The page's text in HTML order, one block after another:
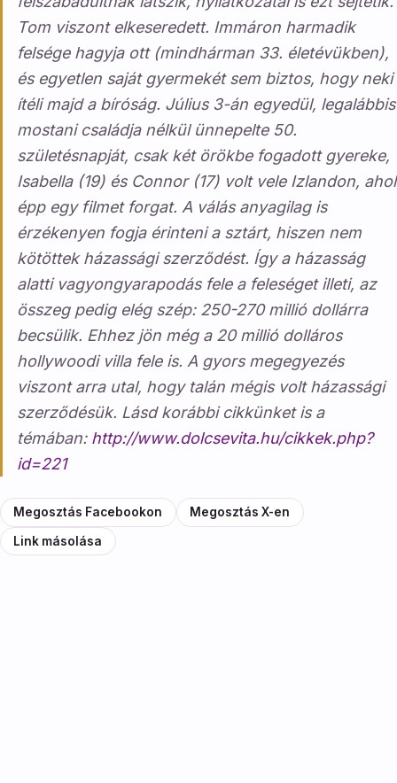
Tom viszont elkeseredett. Immáron harmadik
felsége hagyja ott (mindhárman 33. életévükben),
és egyetlen saját gyermekét sem biztos, hogy neki
ítéli majd a bíróság. Július 3-án egyedül, legalábbis
mostani családja nélkül ünnepelte 50.
születésnapját, csak két örökbe fogadott gyereke,
Isabella (19) és Connor (17) volt vele Izlandon, ahol
épp egy filmet forgat. A válás anyagilag is
érzékenyen fogja érinteni a sztárt, hiszen nem
kötöttek házassági szerződést. Így a házasság
alatti vagyongyarapodás fele a feleséget illeti, az
összeg pedig elég szép: 250-270 millió dollárra
becsülik. Ehhez jön még a 20 millió dolláros
hollywoodi villa fele is. A gyors megegyezés
viszont arra utal, hogy talán mégis volt házassági
szerződésük. Lásd korábbi cikkünket is a
témában: http://www.dolcsevita.hu/cikkek.php?
id=221
Megosztás Facebookon Megosztás X-en
Link másolása